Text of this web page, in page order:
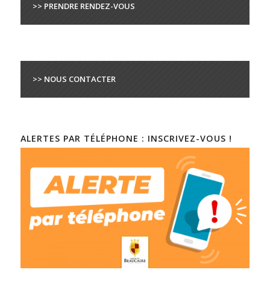
>> PRENDRE RENDEZ-VOUS
>> NOUS CONTACTER
ALERTES PAR TÉLÉPHONE : INSCRIVEZ-VOUS !